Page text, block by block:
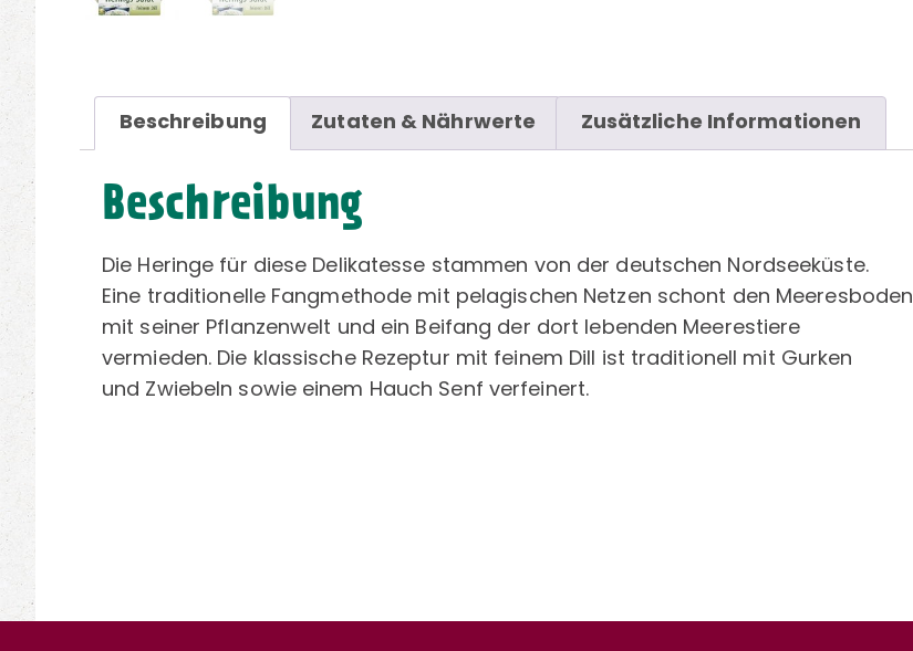
Beschreibung Zutaten & Nährwerte Zusätzliche Informationen
Beschreibung
Die Heringe für diese Delikatesse stammen von der deutschen Nordseeküste.
Eine traditionelle Fangmethode mit pelagischen Netzen schont den Meeresboden
mit seiner Pflanzenwelt und ein Beifang der dort lebenden Meerestiere
vermieden. Die klassische Rezeptur mit feinem Dill ist traditionell mit Gurken
und Zwiebeln sowie einem Hauch Senf verfeinert.